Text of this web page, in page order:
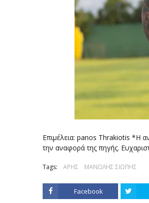
Επιμέλεια: panos Thrakiotis *Η
την αναφορά της πηγής.
Tags: ΑΡΗΣ ΜΑΝΩΛΗΣ ΣΙΩΠΗΣ
Facebook